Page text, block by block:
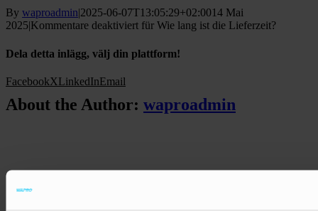
By waproadmin|2025-06-07T13:05:29+02:0014 Mai
2025|Kommentare deaktiviert für Wie lang ist die Lieferzeit?
Dela detta inlägg, välj din plattform!
FacebookXLinkedInEmail
About the Author: waproadmin